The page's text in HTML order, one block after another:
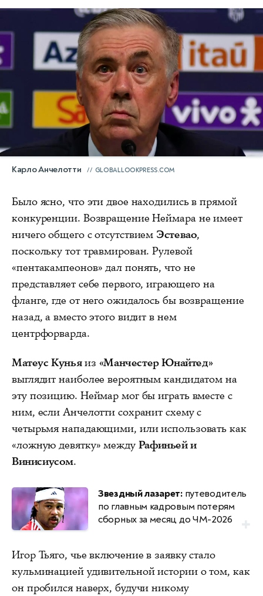
Карло Анчелотти GLOBALLOOKPRESS.COM
Было ясно, что эти двое находились в прямой
конкуренции. Возвращение Неймара не имеет
ничего общего с отсутствием Эстевао,
поскольку тот травмирован. Рулевой
«пентакампеонов» дал понять, что не
представляет себе первого, играющего на
фланге, где от него ожидалось бы возвращение
назад, а вместо этого видит в нем
центрфорварда.
Матеус Куньяиз «Манчестер Юнайтед»
выглядит наиболее вероятным кандидатом на
эту позицию. Неймар мог бы играть вместе с
ним, если Анчелотти сохранит схему с
четырьмя нападающими, или использовать как
«ложную девятку» между Рафиньей и
Винисиусом.
Звездный лазарет:путеводитель
по главным кадровым потерям
сборных за месяц до ЧМ-2026
Игор Тьяго, чье включение в заявку стало
кульминацией удивительной истории о том, как
он пробился наверх, будучи никому